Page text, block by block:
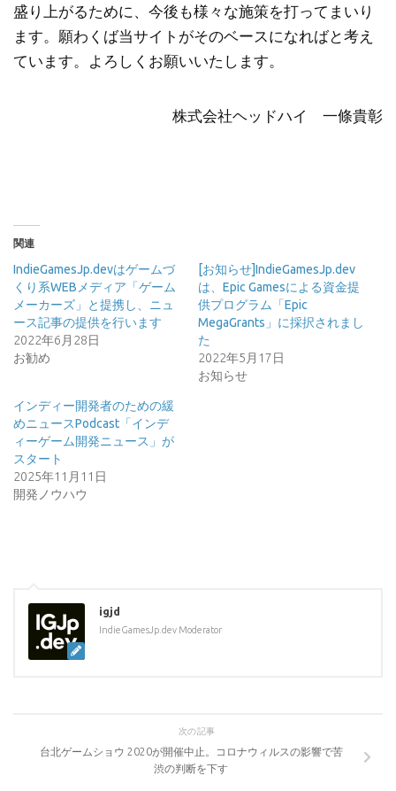
盛り上がるために、今後も様々な施策を打ってまいり
ます。願わくば当サイトがそのベースになればと考え
ています。よろしくお願いいたします。
株式会社ヘッドハイ 一條貴彰
関連
IndieGamesJp.devはゲームづ
くり系WEBメディア「ゲーム
メーカーズ」と提携し、ニュ
ース記事の提供を行います
2022年6月28日
お勧め
[お知らせ]IndieGamesJp.dev
は、Epic Gamesによる資金提
供プログラム「Epic
MegaGrants」に採択されまし
た
2022年5月17日
お知らせ
インディー開発者のための緩
めニュースPodcast「インデ
ィーゲーム開発ニュース」が
スタート
2025年11月11日
開発ノウハウ
igjd
IndieGamesJp.dev Moderator
次の記事
台北ゲームショウ 2020が開催中止。コロナウィルスの影響で苦
渋の判断を下す